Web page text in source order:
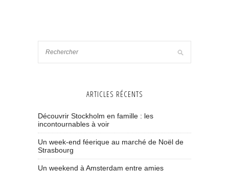
ARTICLES RÉCENTS
Découvrir Stockholm en famille : les
incontournables à voir
Un week-end féerique au marché de Noël de
Strasbourg
Un weekend à Amsterdam entre amies